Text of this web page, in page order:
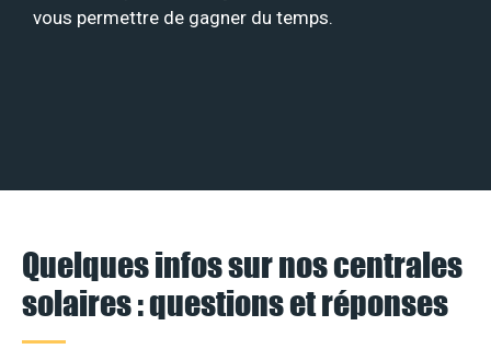
vous permettre de gagner du temps.
Quelques infos sur nos centrales
solaires : questions et réponses